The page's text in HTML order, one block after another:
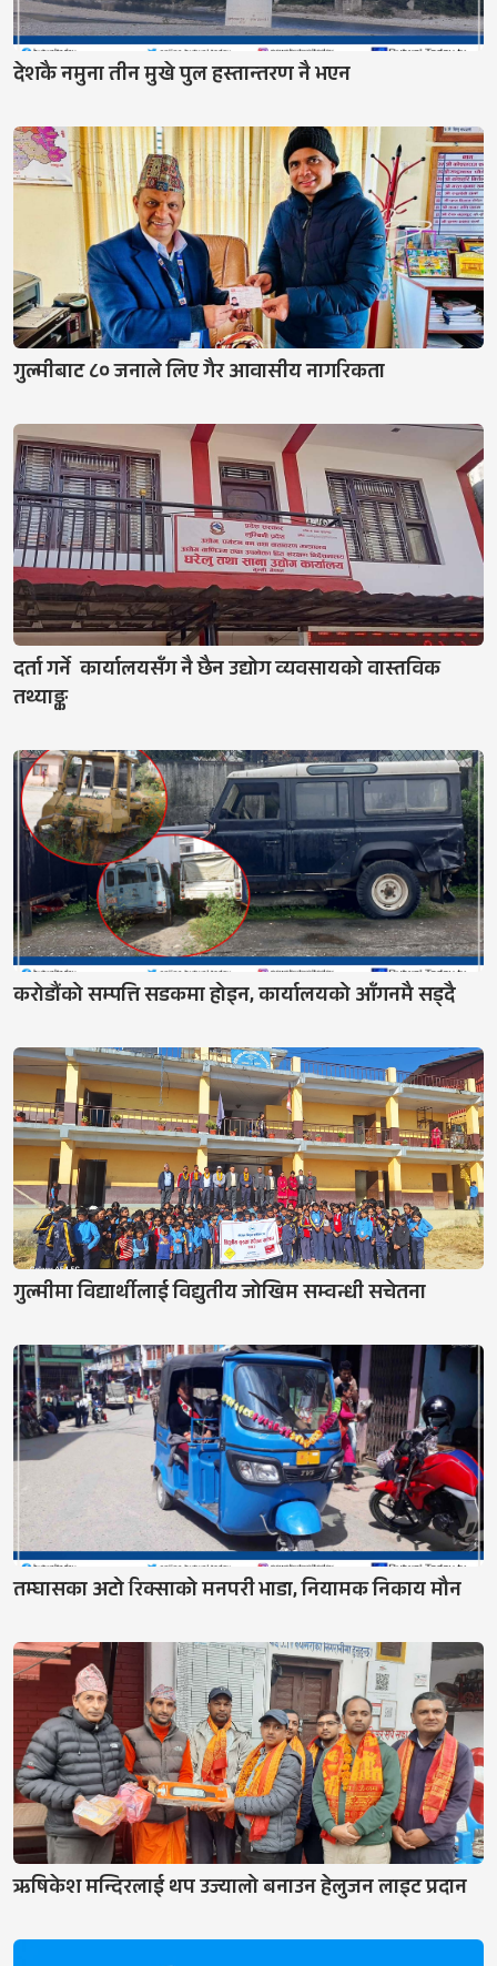
देशकै नमुना तीन मुखे पुल हस्तान्तरण नै भएन
गुल्मीबाट ८० जनाले लिए गैर आवासीय नागरिकता
दर्ता गर्ने कार्यालयसँग नै छैन उद्योग व्यवसायको वास्तविक
तथ्याङ्क
करोडौंको सम्पत्ति सडकमा होइन, कार्यालयको आँगनमै सड्दै
गुल्मीमा विद्यार्थीलाई विद्युतीय जोखिम सम्वन्धी सचेतना
तम्घासका अटो रिक्साको मनपरी भाडा, नियामक निकाय मौन
ऋषिकेश मन्दिरलाई थप उज्यालो बनाउन हेलुजन लाइट प्रदान